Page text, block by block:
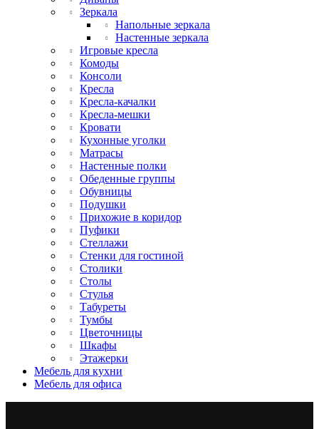
Зеркала
Напольные зеркала
Настенные зеркала
Игровые кресла
Комоды
Консоли
Кресла
Кресла-качалки
Кресла-мешки
Кровати
Кухонные уголки
Матрасы
Настенные полки
Обеденные группы
Обувницы
Подушки
Прихожие в коридор
Пуфики
Стеллажи
Стенки для гостиной
Столики
Столы
Стулья
Табуреты
Тумбы
Цветочницы
Шкафы
Этажерки
Мебель для кухни
Мебель для офиса